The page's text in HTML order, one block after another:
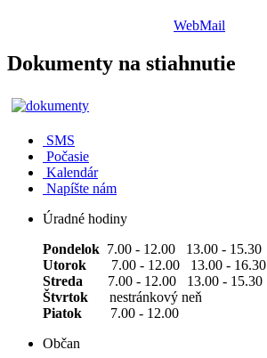
WebMail
Dokumenty na stiahnutie
SMS
Počasie
Kalendár
Napíšte nám
Úradné hodiny
Pondelok 7.00 - 12.00 13.00 - 15.30
Utorok
7.00 - 12.00 13.00 - 16.30
Streda 7.00 - 12.00 13.00 - 15.30
Štvrtok
nestránkový neň
Piatok 7.00 - 12.00
Občan